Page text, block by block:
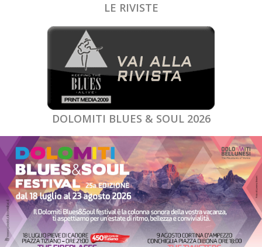
LE RIVISTE
DOLOMITI BLUES & SOUL 2026